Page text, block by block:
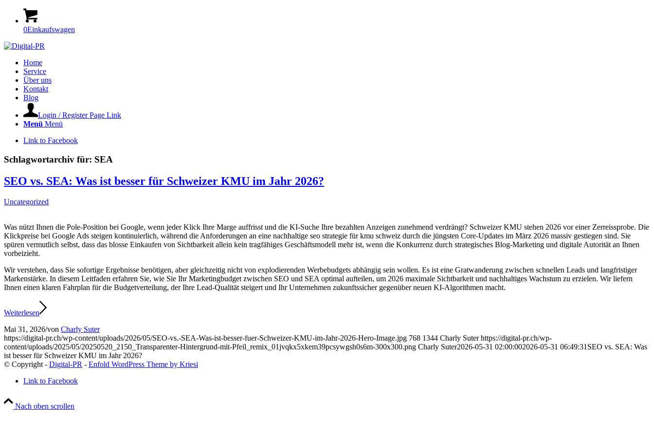
0Einkaufswagen
Home
Service
Über uns
Kontakt
Blog
Login / Register Page Link
Menü Menü
Link to Facebook
Schlagwortarchiv für: SEA
SEO vs. SEA: Was ist besser für Schweizer KMU im Jahr 2026?
Uncategorized
Was nützt Ihnen die Pole-Position bei Google, wenn jeder Klick Ihre Marge auffrisst und die KI-Suche Ihre bezahlten Anzeigen zunehmend verdrängt? Schweizer KMU stehen 2026 vor einer Zerreissprobe. Die
Klickpreise bei Google Ads steigen kontinuierlich, während die Anforderungen an eine nachhaltige seo strategie für kmu schweiz durch die jüngsten Core-Updates im März 2026 massiv gestiegen sind. Sie
spüren vermutlich selbst, dass das blosse Einkaufen von Sichtbarkeit allein kein tragfähiges Geschäftsmodell mehr ist, wenn die Konkurrenz durch strategisches Blog-Marketing und digitale Autorität an Ihnen
vorbeizieht.
Wir verstehen, dass Sie sofortige Ergebnisse benötigen, aber gleichzeitig nicht von explodierenden Werbebudgets abhängig sein wollen. Es ist eine Gratwanderung zwischen schnellen Leads und langfristiger
Markenstärke. In diesem Leitfaden erfahren Sie, wie Sie Ihr Marketingbudget zwischen SEO und SEA optimal aufteilen, um 2026 maximale Sichtbarkeit und nachhaltiges Wachstum zu erzielen. Wir liefern
Ihnen einen klaren Fahrplan für die Budgetverteilung, der Ihre Lead-Qualität steigert und Ihr Unternehmen zukunftssicher gegenüber neuen KI-Algorithmen macht.
Weiterlesen
Mai 31, 2026/von Charly Suter
https://digital-pr.ch/wp-content/uploads/2026/05/SEO-vs.-SEA-Was-ist-besser-fuer-Schweizer-KMU-im-Jahr-2026-Hero-Image.jpg 768 1344 Charly Suter https://digital-pr.ch/wp-
content/uploads/2025/05/20250520_2150_Transparenter-Hintergrund-mit-Pfeil_remix_01jvqkx5xkem39pcsywgsh0s6m-300x300.png Charly Suter2026-05-31 02:00:002026-05-31 06:49:31 SEO vs. SEA: Was
ist besser für Schweizer KMU im Jahr 2026?
© Copyright - Digital-PR - Enfold WordPress Theme by Kriesi
Link to Facebook
Nach oben scrollen